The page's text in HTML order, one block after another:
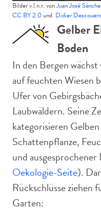
Bilder v.l.n.r. vonJuan José
CC BY 2.0und Didier Descouens
Gelber
Boden
In den Bergen
auf feuchten Wiesen
Ufer von
Laubwäldern. Seine
kategorisieren
Schattenpflanze,
und
Oekologie-Seite).
Rückschlüsse ziehen
Garten: